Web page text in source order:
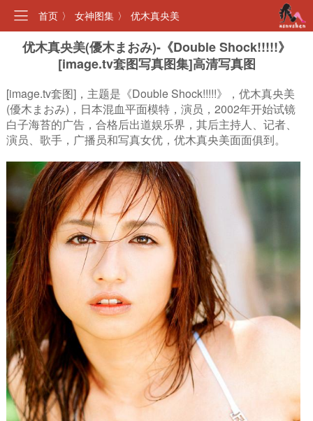
首页 〉 女神图集 〉 优木真央美
优木真央美(優木まおみ)-《Double Shock!!!!!》
[image.tv套图写真图集]高清写真图
[image.tv套图]，主题是《Double Shock!!!!!》，优木真央美
(優木まおみ)，日本混血平面模特，演员，2002年开始试镜
白子海苔的广告，合格后出道娱乐界，其后主持人、记者、
演员、歌手，广播员和写真女优，优木真央美面面俱到。